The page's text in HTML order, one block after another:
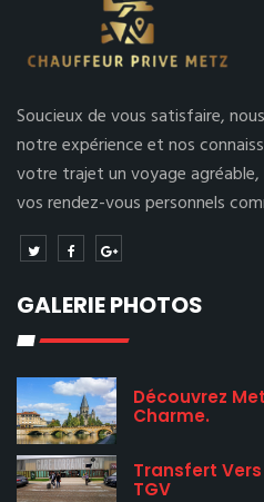
Soucieux de vous satisfaire,
notre expérience et nos
votre trajet un voyage agréable,
vos rendez-vous personnels
GALERIE PHOTOS
Découvrez
Charme.
Transfert Vers
TGV